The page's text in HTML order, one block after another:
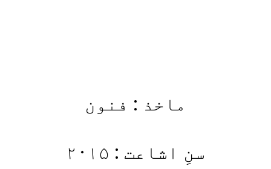
ماخذ : فنون
سنِ اشاعت : ۲۰۱۵